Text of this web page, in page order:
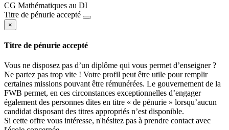
CG Mathématiques au DI
Titre de pénurie accepté
×
Titre de pénurie accepté
Vous ne disposez pas d’un diplôme qui vous permet d’enseigner ?
Ne partez pas trop vite ! Votre profil peut être utile pour remplir
certaines missions pouvant être rémunérées. Le gouvernement de la
FWB permet, en ces circonstances exceptionnelles d’engager
également des personnes dites en titre « de pénurie » lorsqu’aucun
candidat disposant des titres appropriés n’est disponible.
Si cette offre vous intéresse, n'hésitez pas à prendre contact avec